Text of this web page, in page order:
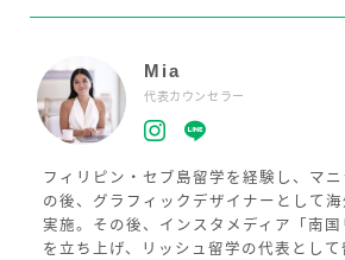
Mia
代表カウンセラー
フィリピン・セブ島留学を経験し、マ
の後、グラフィックデザイナーとして
実施。その後、インスタメディア「南国
を立ち上げ、リッシュ留学の代表として